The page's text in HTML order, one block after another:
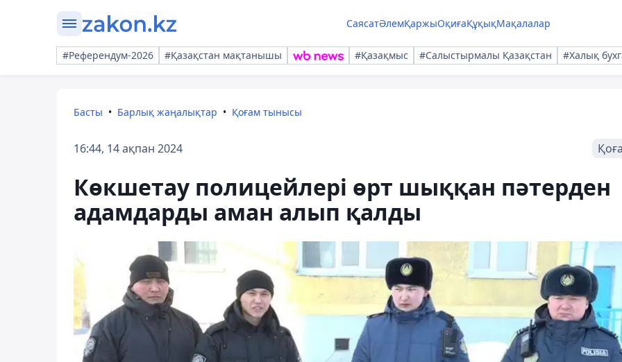
СаясатӘлемҚаржыОқиғаҚұқықМақалалар
#Референдум-2026 #Қазақстан мақтанышы #Қазақмыс #Салыстырмалы Қазақстан #Халық
Басты Барлық жаңалықтар Қоғам тынысы
16:44, 14 ақпан 2024
Көкшетау полицейлері өрт шыққан пәтерден
адамдарды аман алып қалды